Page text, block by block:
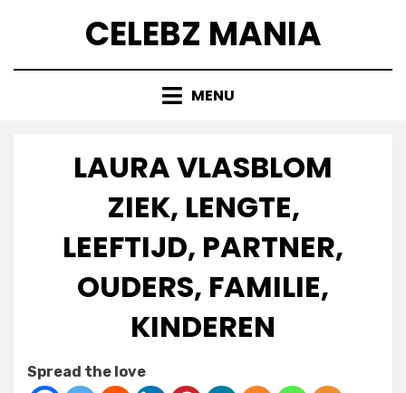
CELEBZ MANIA
MENU
LAURA VLASBLOM
ZIEK, LENGTE,
LEEFTIJD, PARTNER,
OUDERS, FAMILIE,
KINDEREN
on
Spread the love